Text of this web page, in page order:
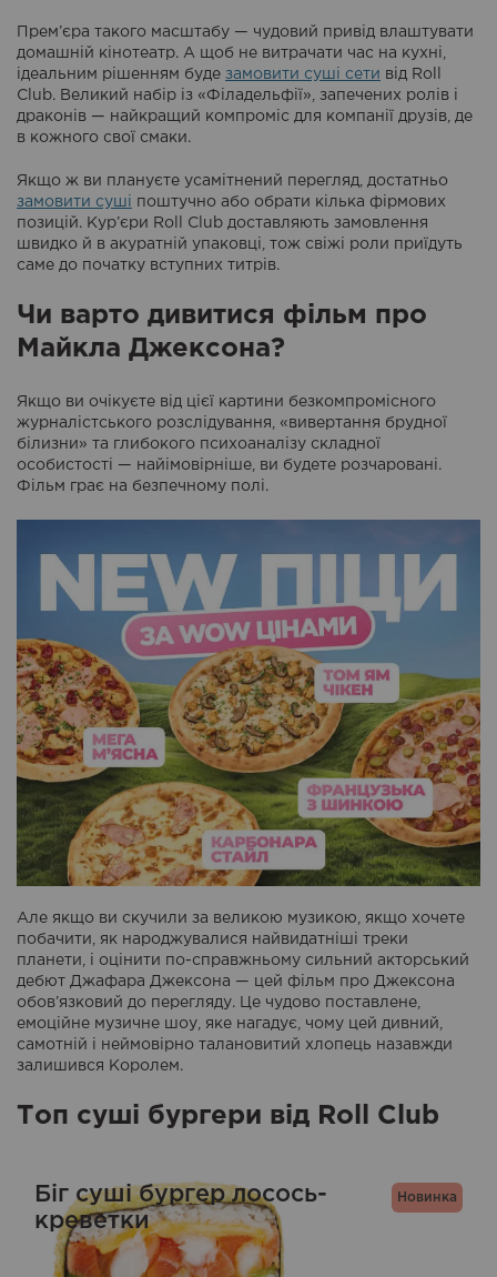
Прем’єра такого масштабу — чудовий привід влаштувати
домашній кінотеатр. А щоб не витрачати час на кухні,
ідеальним рішенням буде замовити суші сети від Roll
Club. Великий набір із «Філадельфії», запечених ролів і
драконів — найкращий компроміс для компанії друзів, де
в кожного свої смаки.
Якщо ж ви плануєте усамітнений перегляд, достатньо
замовити суші поштучно або обрати кілька фірмових
позицій. Кур’єри Roll Club доставляють замовлення
швидко й в акуратній упаковці, тож свіжі роли приїдуть
саме до початку вступних титрів.
Чи варто дивитися фільм про
Майкла Джексона?
Якщо ви очікуєте від цієї картини безкомпромісного
журналістського розслідування, «вивертання брудної
білизни» та глибокого психоаналізу складної
особистості — найімовірніше, ви будете розчаровані.
Фільм грає на безпечному полі.
Але якщо ви скучили за великою музикою, якщо хочете
побачити, як народжувалися найвидатніші треки
планети, і оцінити по-справжньому сильний акторський
дебют Джафара Джексона — цей фільм про Джексона
обов’язковий до перегляду. Це чудово поставлене,
емоційне музичне шоу, яке нагадує, чому цей дивний,
самотній і неймовірно талановитий хлопець назавжди
залишився Королем.
Топ суші бургери від Roll Club
Новинка
Біг суші бургер лосось-
креветки